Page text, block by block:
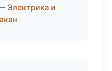
Электрика и